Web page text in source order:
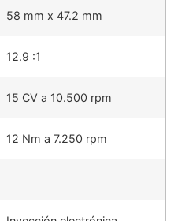
58 mm x 47.2 mm
12.9 :1
15 CV a 10.500 rpm
12 Nm a 7.250 rpm